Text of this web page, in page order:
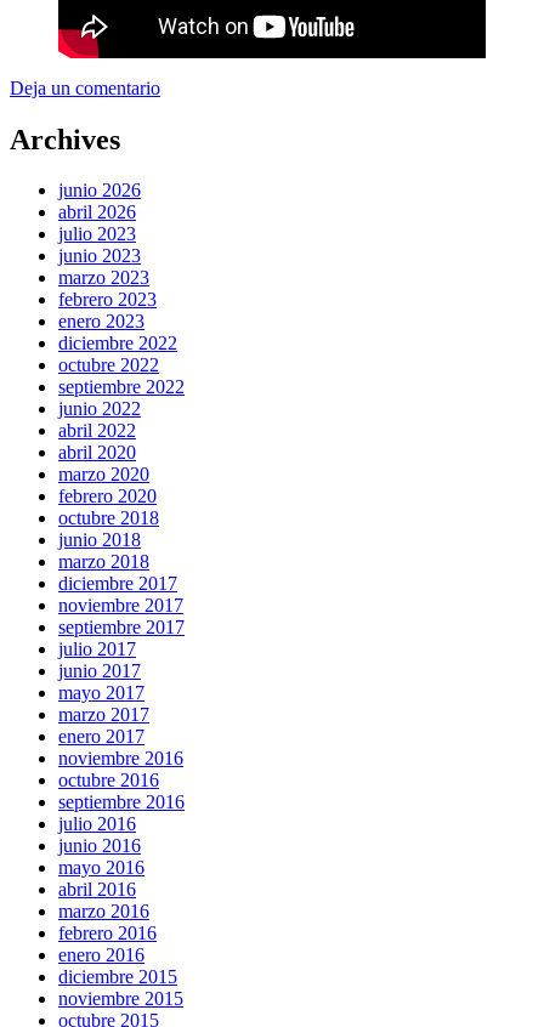
Deja un comentario
Archives
junio 2026
abril 2026
julio 2023
junio 2023
marzo 2023
febrero 2023
enero 2023
diciembre 2022
octubre 2022
septiembre 2022
junio 2022
abril 2022
abril 2020
marzo 2020
febrero 2020
octubre 2018
junio 2018
marzo 2018
diciembre 2017
noviembre 2017
septiembre 2017
julio 2017
junio 2017
mayo 2017
marzo 2017
enero 2017
noviembre 2016
octubre 2016
septiembre 2016
julio 2016
junio 2016
mayo 2016
abril 2016
marzo 2016
febrero 2016
enero 2016
diciembre 2015
noviembre 2015
octubre 2015